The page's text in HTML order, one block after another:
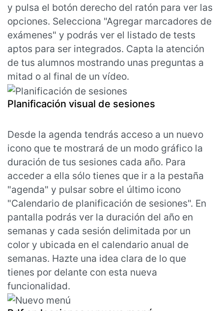
y pulsa el botón derecho del ratón para ver las
opciones. Selecciona "Agregar marcadores de
exámenes" y podrás ver el listado de tests
aptos para ser integrados. Capta la atención
de tus alumnos mostrando unas preguntas a
mitad o al final de un vídeo.
Planificación visual de sesiones
Desde la agenda tendrás acceso a un nuevo
icono que te mostrará de un modo gráfico la
duración de tus sesiones cada año. Para
acceder a ella sólo tienes que ir a la pestaña
"agenda" y pulsar sobre el último icono
"Calendario de planificación de sesiones". En
pantalla podrás ver la duración del año en
semanas y cada sesión delimitada por un
color y ubicada en el calendario anual de
semanas. Hazte una idea clara de lo que
tienes por delante con esta nueva
funcionalidad.